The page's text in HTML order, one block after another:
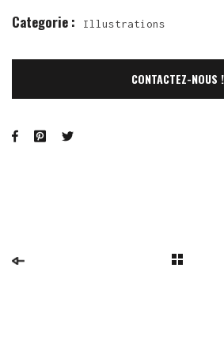
Categorie : Illustrations
CONTACTEZ-NOUS !